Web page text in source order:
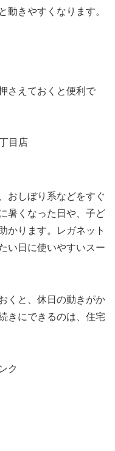
動きやすくなります。
さえておくと便利で
目店
おしぼり系などをすぐ
暑くなった日や、子ど
かります。レガネット
い日に使いやすいスー
くと、休日の動きがか
きにできるのは、住宅
ク